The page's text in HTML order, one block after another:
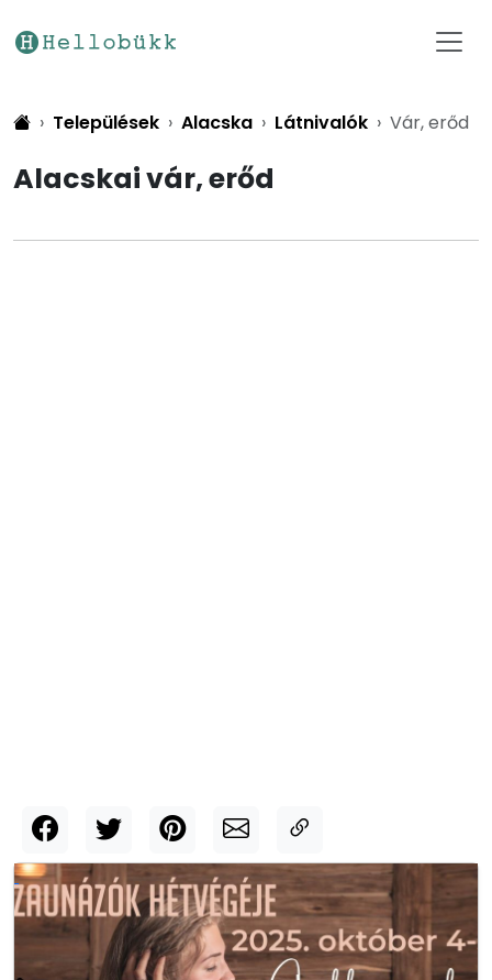
Települések Alacska Látnivalók Vár, erőd
Alacskai vár, erőd